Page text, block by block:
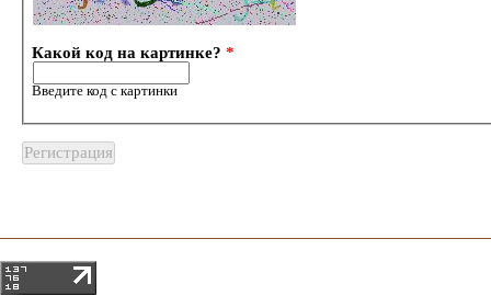
Какой код на картинке?*
Введите код с картинки